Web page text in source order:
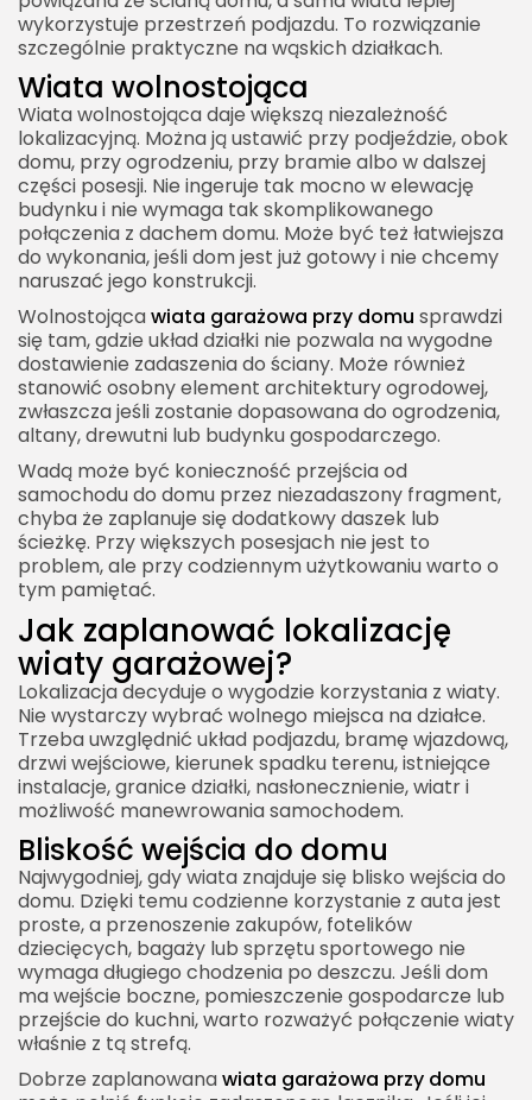
wykorzystuje przestrzeń podjazdu. To rozwiązanie
szczególnie praktyczne na wąskich działkach.
Wiata wolnostojąca
Wiata wolnostojąca daje większą niezależność
lokalizacyjną. Można ją ustawić przy podjeździe, obok
domu, przy ogrodzeniu, przy bramie albo w dalszej
części posesji. Nie ingeruje tak mocno w elewację
budynku i nie wymaga tak skomplikowanego
połączenia z dachem domu. Może być też łatwiejsza
do wykonania, jeśli dom jest już gotowy i nie chcemy
naruszać jego konstrukcji.
Wolnostojącawiata garażowa przy domu sprawdzi
się tam, gdzie układ działki nie pozwala na wygodne
dostawienie zadaszenia do ściany. Może również
stanowić osobny element architektury ogrodowej,
zwłaszcza jeśli zostanie dopasowana do ogrodzenia,
altany, drewutni lub budynku gospodarczego.
Wadą może być konieczność przejścia od
samochodu do domu przez niezadaszony fragment,
chyba że zaplanuje się dodatkowy daszek lub
ścieżkę. Przy większych posesjach nie jest to
problem, ale przy codziennym użytkowaniu warto o
tym pamiętać.
Jak zaplanować lokalizację
wiaty garażowej?
Lokalizacja decyduje o wygodzie korzystania z wiaty.
Nie wystarczy wybrać wolnego miejsca na działce.
Trzeba uwzględnić układ podjazdu, bramę wjazdową,
drzwi wejściowe, kierunek spadku terenu, istniejące
instalacje, granice działki, nasłonecznienie, wiatr i
możliwość manewrowania samochodem.
Bliskość wejścia do domu
Najwygodniej, gdy wiata znajduje się blisko wejścia do
domu. Dzięki temu codzienne korzystanie z auta jest
proste, a przenoszenie zakupów, fotelików
dziecięcych, bagaży lub sprzętu sportowego nie
wymaga długiego chodzenia po deszczu. Jeśli dom
ma wejście boczne, pomieszczenie gospodarcze lub
przejście do kuchni, warto rozważyć połączenie wiaty
właśnie z tą strefą.
Dobrze zaplanowanawiata garażowa przy domu